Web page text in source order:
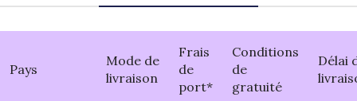
Pays
Mode de
livraison
Frais
de
port*
Conditions
de
gratuité
Délai